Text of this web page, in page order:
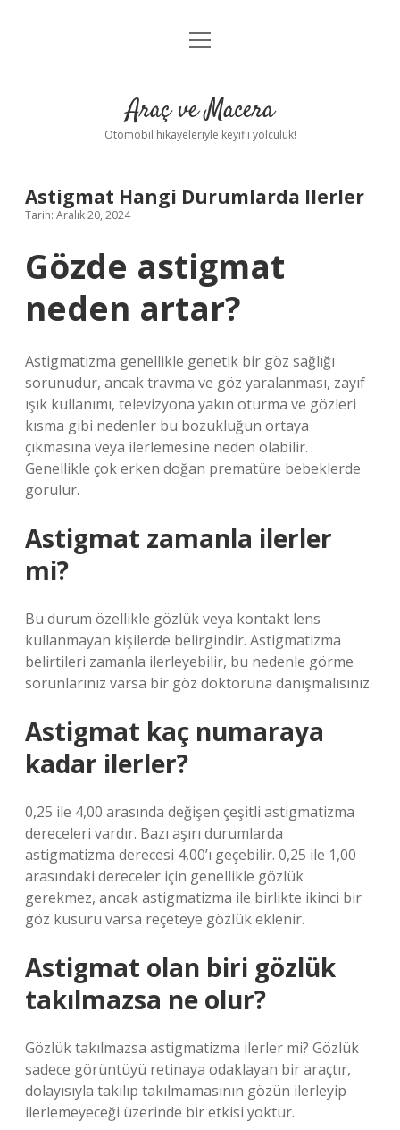
Anasayfa
Yasal Uyarı
menüyü
Araç ve Macera
Otomobil hikayeleriyle keyifli yolculuk!
Astigmat Hangi Durumlarda Ilerler
Tarih: Aralık 20, 2024
Gözde astigmat
neden artar?
Astigmatizma genellikle genetik bir göz sağlığı
sorunudur, ancak travma ve göz yaralanması, zayıf
ışık kullanımı, televizyona yakın oturma ve gözleri
kısma gibi nedenler bu bozukluğun ortaya
çıkmasına veya ilerlemesine neden olabilir.
Genellikle çok erken doğan prematüre bebeklerde
görülür.
Astigmat zamanla ilerler
mi?
Bu durum özellikle gözlük veya kontakt lens
kullanmayan kişilerde belirgindir. Astigmatizma
belirtileri zamanla ilerleyebilir, bu nedenle görme
sorunlarınız varsa bir göz doktoruna danışmalısınız.
Astigmat kaç numaraya
kadar ilerler?
0,25 ile 4,00 arasında değişen çeşitli astigmatizma
dereceleri vardır. Bazı aşırı durumlarda
astigmatizma derecesi 4,00’ı geçebilir. 0,25 ile 1,00
arasındaki dereceler için genellikle gözlük
gerekmez, ancak astigmatizma ile birlikte ikinci bir
göz kusuru varsa reçeteye gözlük eklenir.
Astigmat olan biri gözlük
takılmazsa ne olur?
Gözlük takılmazsa astigmatizma ilerler mi? Gözlük
sadece görüntüyü retinaya odaklayan bir araçtır,
dolayısıyla takılıp takılmamasının gözün ilerleyip
ilerlemeyeceği üzerinde bir etkisi yoktur.